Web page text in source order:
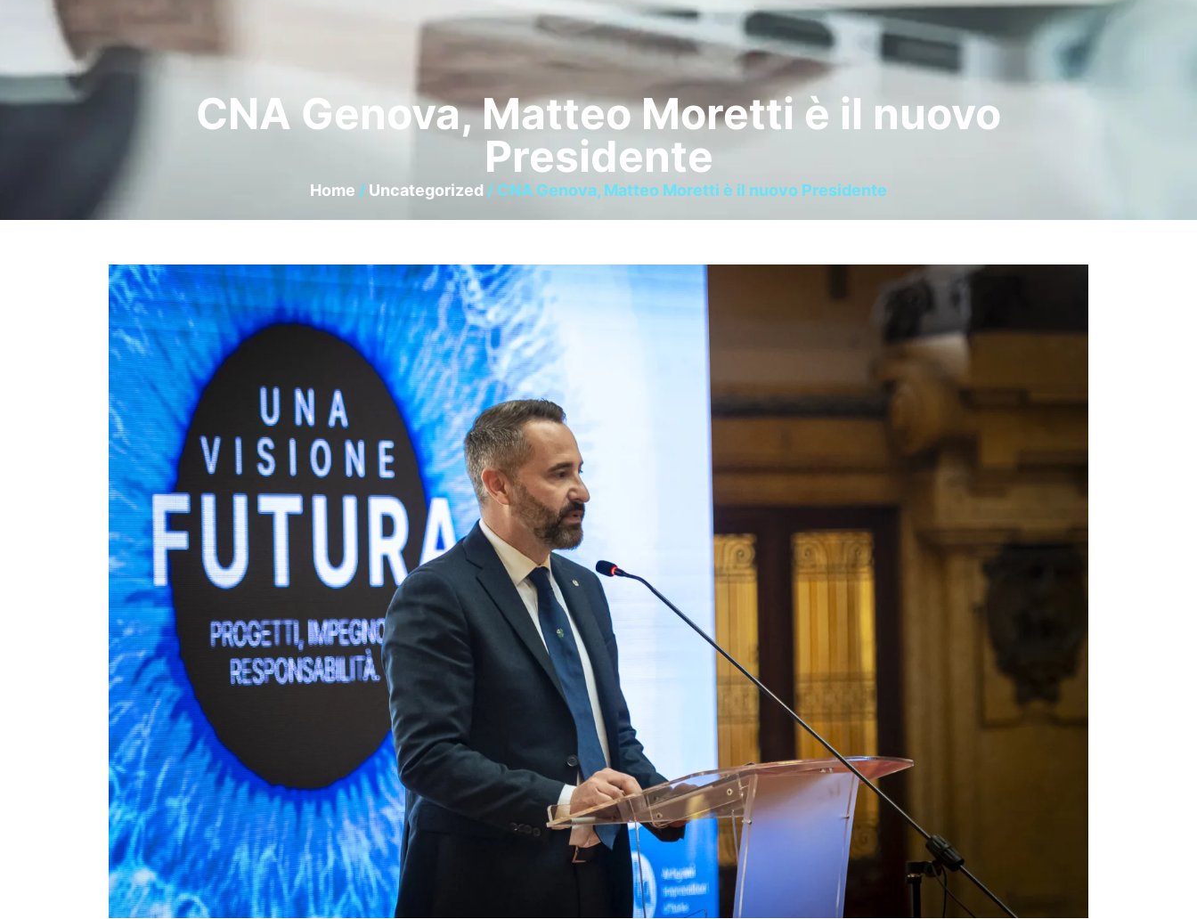
CNA Genova, Matteo Moretti è il nuovo
Presidente
Home / Uncategorized / CNA Genova, Matteo Moretti è il nuovo Presidente